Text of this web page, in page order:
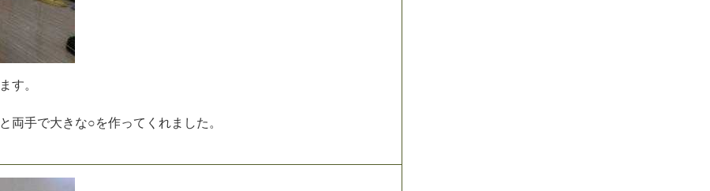
ま す。
と 両手で大き な○を作って く れま した 。